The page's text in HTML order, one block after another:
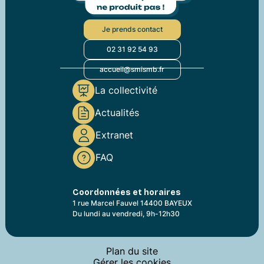
Je prends contact
02 31 92 54 93
accueil@smismb.fr
La collectivité
Actualités
Extranet
FAQ
Coordonnées et horaires
1 rue Marcel Fauvel 14400 BAYEUX
Du lundi au vendredi, 9h-12h30
Plan du site